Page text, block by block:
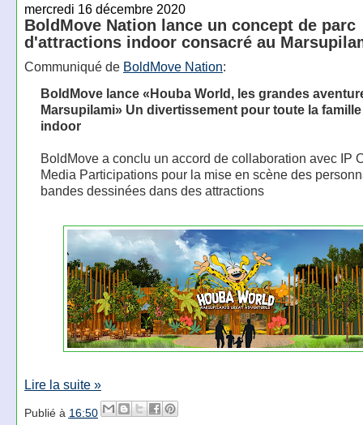
mercredi 16 décembre 2020
BoldMove Nation lance un concept de parc
d'attractions indoor consacré au
Communiqué de BoldMove Nation:
BoldMove lance «Houba World, les grandes
Marsupilami» Un divertissement pour toute la
indoor
BoldMove a conclu un accord de collaboration avec IP
Media Participations pour la mise en scène des
bandes dessinées dans des attractions
Lire la suite »
Publié à 16:50